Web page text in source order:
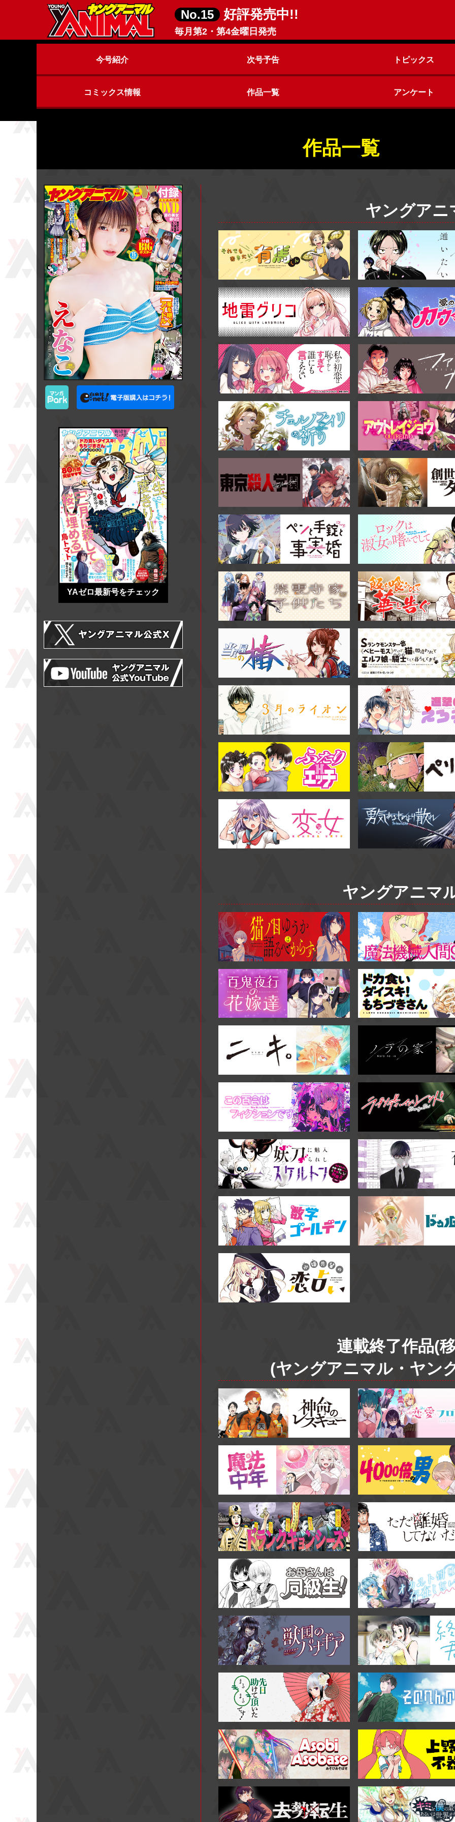
No.15 好評発売中!!
毎月第2・第4金曜日発売
今号紹介
ヤングアニマル
ヤングアニマルZERO
次号予告 トピックス
コミックス情報 作品一覧 アンケート
作品一覧
YAゼロ最新号をチェック
ヤングアニ
ヤングアニマ
連載終了作品(
(ヤングアニマル・ヤン